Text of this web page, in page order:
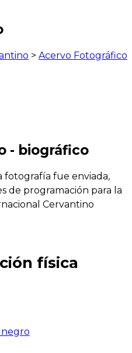
> Acervo Fotográfico
- biográfico
fotografía fue enviada,
de programación para la
Cervantino
física
negro